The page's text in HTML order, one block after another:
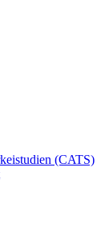
(CATS)